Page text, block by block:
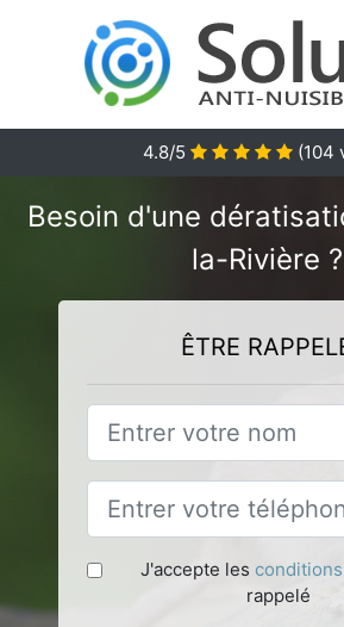
4.8/5 (104
Besoin d'une
la-Rivière ?
ÊTRE
J'accepte les conditions
rappelé